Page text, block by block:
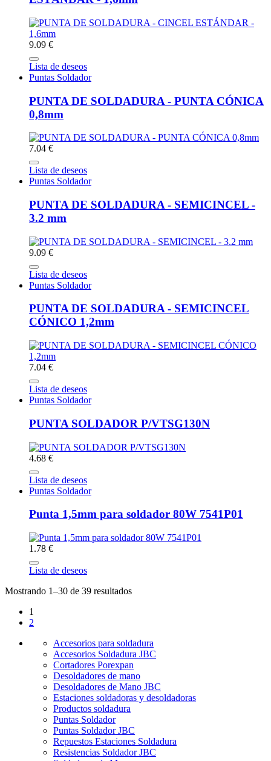
9.09 €
Lista de deseos
Puntas Soldador
PUNTA DE SOLDADURA - PUNTA CÓNICA
0,8mm
7.04 €
Lista de deseos
Puntas Soldador
PUNTA DE SOLDADURA - SEMICINCEL -
3.2 mm
9.09 €
Lista de deseos
Puntas Soldador
PUNTA DE SOLDADURA - SEMICINCEL
CÓNICO 1,2mm
7.04 €
Lista de deseos
Puntas Soldador
PUNTA SOLDADOR P/VTSG130N
4.68 €
Lista de deseos
Puntas Soldador
Punta 1,5mm para soldador 80W 7541P01
1.78 €
Lista de deseos
Mostrando 1–30 de 39 resultados
1
2
Accesorios para soldadura
Accesorios Soldadura JBC
Cortadores Porexpan
Desoldadores de mano
Desoldadores de Mano JBC
Estaciones soldadoras y desoldadoras
Productos soldadura
Puntas Soldador
Puntas Soldador JBC
Repuestos Estaciones Soldadura
Resistencias Soldador JBC